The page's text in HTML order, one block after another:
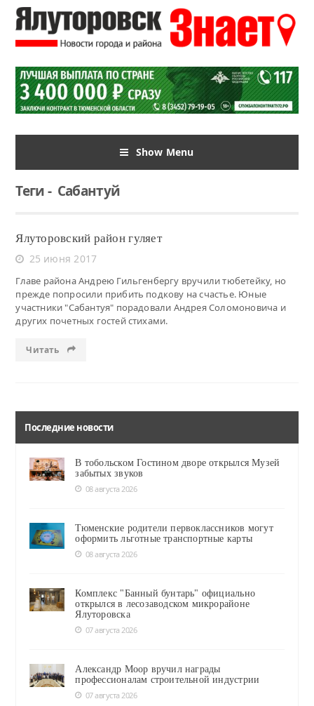
Show Menu
Теги-Сабантуй
Ялуторовский район гуляет
25 июня 2017
Главе района Андрею Гильгенбергу вручили тюбетейку, но
прежде попросили прибить подкову на счастье. Юные
участники "Сабантуя" порадовали Андрея Соломоновича и
других почетных гостей стихами.
Читать
Последние новости
В тобольском Гостином дворе открылся Музей
забытых звуков
08 августа 2026
Тюменские родители первоклассников могут
оформить льготные транспортные карты
08 августа 2026
Комплекс "Банный бунтарь" официально
открылся в лесозаводском микрорайоне
Ялуторовска
07 августа 2026
Александр Моор вручил награды
профессионалам строительной индустрии
07 августа 2026